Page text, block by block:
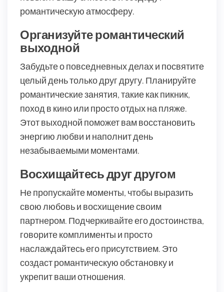
романтическую атмосферу.
Организуйте романтический
выходной
Забудьте о повседневных делах и посвятите
целый день только друг другу. Планируйте
романтические занятия, такие как пикник,
поход в кино или просто отдых на пляже.
Этот выходной поможет вам восстановить
энергию любви и наполнит день
незабываемыми моментами.
Восхищайтесь друг другом
Не пропускайте моменты, чтобы выразить
свою любовь и восхищение своим
партнером. Подчеркивайте его достоинства,
говорите комплименты и просто
наслаждайтесь его присутствием. Это
создаст романтическую обстановку и
укрепит ваши отношения.